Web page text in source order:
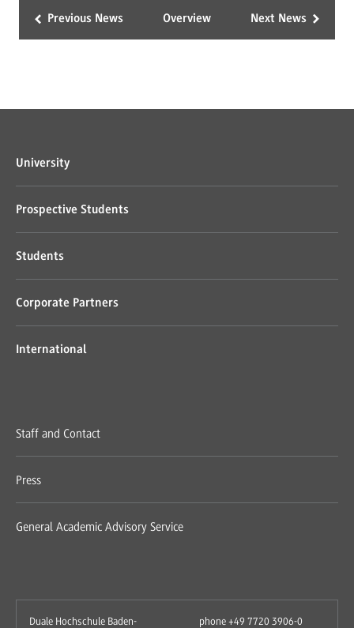
Previous News Overview Next News
University
Prospective Students
Students
Corporate Partners
International
Staff and Contact
Press
General Academic Advisory Service
Duale Hochschule Baden- phone +49 7720 3906-0